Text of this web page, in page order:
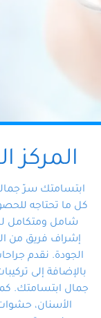
المركز
ابتسامتك سرّ
كل ما تحتاجه
شامل ومتكامل
إشراف فريق من
الجودة. نقدم
بالإضافة إلى
جمال ابتسامتك.
الأسنان،